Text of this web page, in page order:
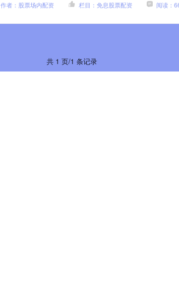
作者：股票场内配资 栏目：免息股票配资 阅读：
共 1 页/1 条记录